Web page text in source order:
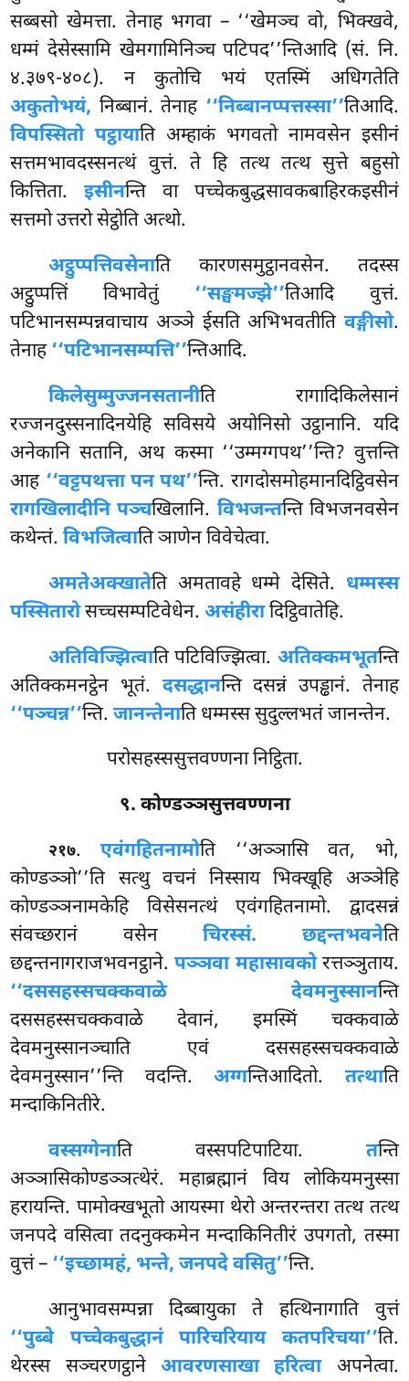
सब्बसो खेमत्ता. तेनाह भगवा – ‘‘खेमञ्च वो, भिक्खवे,
धम्मं देसेस्सामि खेमगामिनिञ्च पटिपद’’न्तिआदि (सं. नि.
४.३७९-४०८). न कुतोचि भयं एतस्मिं अधिगतेति
अकुतोभयं, निब्बानं. तेनाह ‘‘निब्बानप्पत्तस्सा’’तिआदि.
विपस्सितो पट्ठायाति अम्हाकं भगवतो नामवसेन इसीनं
सत्तमभावदस्सनत्थं वुत्तं. ते हि तत्थ तत्थ सुत्ते बहुसो
कित्तिता.इसीनन्ति वा पच्चेकबुद्धसावकबाहिरकइसीनं
सत्तमो उत्तरो सेट्ठोति अत्थो.
अट्ठुप्पत्तिवसेनाति कारणसमुट्ठानवसेन. तदस्स
अट्ठुप्पत्तिं विभावेतुं ‘‘सङ्घमज्झे’’तिआदि वुत्तं.
पटिभानसम्पन्नवाचाय अञ्ञे ईसति अभिभवतीति वङ्गीसो.
तेनाह‘‘पटिभानसम्पत्ति’’न्तिआदि.
किलेसुम्मुज्जनसतानीति रागादिकिलेसानं
रज्जनदुस्सनादिनयेहि सविसये अयोनिसो उट्ठानानि. यदि
अनेकानि सतानि, अथ कस्मा ‘‘उम्मग्गपथ’’न्ति? वुत्तन्ति
आह ‘‘वट्टपथत्ता पन पथ’’न्ति. रागदोसमोहमानदिट्ठिवसेन
रागखिलादीनि पञ्चखिलानि. विभजन्तन्ति विभजनवसेन
कथेन्तं.विभजित्वाति ञाणेन विवेचेत्वा.
अमतेअक्खातेति अमतावहे धम्मे देसिते. धम्मस्स
पस्सितारोसच्चसम्पटिवेधेन.असंहीरादिट्ठिवातेहि.
अतिविज्झित्वाति पटिविज्झित्वा. अतिक्कमभूतन्ति
अतिक्कमनट्ठेन भूतं. दसद्धानन्ति दसन्नं उपड्ढानं. तेनाह
‘‘पञ्चन्न’’न्ति.जानन्तेनाति धम्मस्स सुदुल्लभतं जानन्तेन.
परोसहस्ससुत्तवण्णना निट्ठिता.
९. कोण्डञ्ञसुत्तवण्णना
२१७.एवंगहितनामोति ‘‘अञ्ञासि वत, भो,
कोण्डञ्ञो’’ति सत्थु वचनं निस्साय भिक्खूहि अञ्ञेहि
कोण्डञ्ञनामकेहि विसेसनत्थं एवंगहितनामो. द्वादसन्नं
संवच्छरानं वसेनचिरस्सं. छद्दन्तभवनेति
छद्दन्तनागराजभवनट्ठाने.पञ्ञवा महासावकोरत्तञ्ञुताय.
‘‘दससहस्सचक्कवाळे देवमनुस्सानन्ति
दससहस्सचक्कवाळे देवानं, इमस्मिं चक्कवाळे
देवमनुस्सानञ्चाति एवं दससहस्सचक्कवाळे
देवमनुस्सान’’न्ति वदन्ति.अग्गन्तिआदितो. तत्थाति
मन्दाकिनितीरे.
वस्सग्गेनाति वस्सपटिपाटिया. तन्ति
अञ्ञासिकोण्डञ्ञत्थेरं. महाब्रह्मानं विय लोकियमनुस्सा
हरायन्ति. पामोक्खभूतो आयस्मा थेरो अन्तरन्तरा तत्थ तत्थ
जनपदे वसित्वा तदनुक्कमेन मन्दाकिनितीरं उपगतो, तस्मा
वुत्तं – ‘‘इच्छामहं, भन्ते, जनपदे वसितु’’न्ति.
आनुभावसम्पन्ना दिब्बायुका ते हत्थिनागाति वुत्तं
‘‘पुब्बे पच्चेकबुद्धानं पारिचरियाय कतपरिचया’’ति.
थेरस्स सञ्चरणट्ठाने आवरणसाखा हरित्वाअपनेत्वा.